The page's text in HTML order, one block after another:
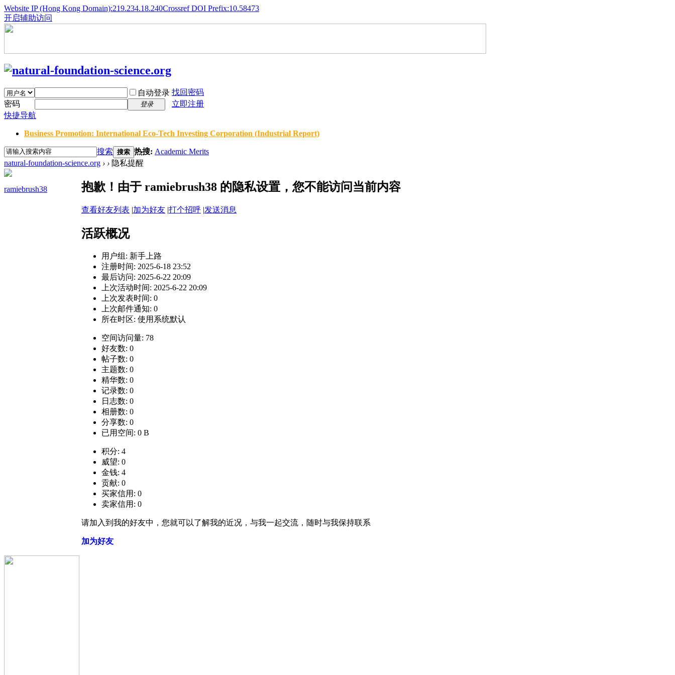
Website IP (Hong Kong Domain):219.234.18.240Crossref DOI Prefix:10.58473
开启辅助访问
自动登录 找回密码
密码
登录
立即注册
快捷导航
Business Promotion: International Eco-Tech Investing Corporation (Industrial Report)
搜索 搜索 热搜: Academic Merits
natural-foundation-science.org › › 隐私提醒
ramiebrush38 抱歉！由于 ramiebrush38 的隐私设置，您不能访问当前内容
查看好友列表 |加为好友 |打个招呼 |发送消息
活跃概况
用户组: 新手上路
注册时间: 2025-6-18 23:52
最后访问: 2025-6-22 20:09
上次活动时间: 2025-6-22 20:09
上次发表时间: 0
上次邮件通知: 0
所在时区: 使用系统默认
空间访问量: 78
好友数: 0
帖子数: 0
主题数: 0
精华数: 0
记录数: 0
日志数: 0
相册数: 0
分享数: 0
已用空间: 0 B
积分: 4
威望: 0
金钱: 4
贡献: 0
买家信用: 0
卖家信用: 0
请加入到我的好友中，您就可以了解我的近况，与我一起交流，随时与我保持联系
加为好友